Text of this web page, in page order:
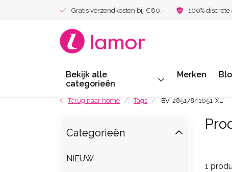
Gratis verzendkosten bij €80.- 100%
Bekijk alle
categorieën
Merken
Terug naar home Tags BV-28517841051-XL
1
Categorieën
NIEUW